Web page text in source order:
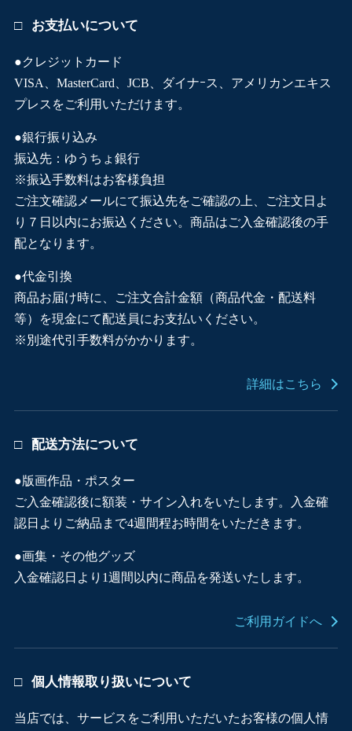
お支払いについて
●クレジットカード
VISA、MasterCard、JCB、ダイナｰス、アメリカンエキス
プレスをご利用いただけます。
●銀行振り込み
振込先：ゆうちょ銀行
※振込手数料はお客様負担
ご注文確認メールにて振込先をご確認の上、ご注文日よ
り７日以内にお振込ください。商品はご入金確認後の手
配となります。
●代金引換
商品お届け時に、ご注文合計金額（商品代金・配送料
等）を現金にて配送員にお支払いください。
※別途代引手数料がかかります。
詳細はこちら
配送方法について
●版画作品・ポスター
ご入金確認後に額装・サイン入れをいたします。入金確
認日よりご納品まで4週間程お時間をいただきます。
●画集・その他グッズ
入金確認日より1週間以内に商品を発送いたします。
ご利用ガイドへ
個人情報取り扱いについて
当店では、サービスをご利用いただいたお客様の個人情